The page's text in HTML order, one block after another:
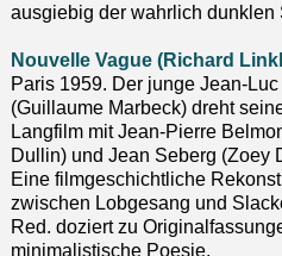
ausgiebig der wahrlich dunklen
Nouvelle Vague (Richard
Paris 1959. Der junge Jean-
(Guillaume Marbeck) dreht
Langfilm mit Jean-Pierre
Dullin) und Jean Seberg (Zoey
Eine filmgeschichtliche
zwischen Lobgesang und
Red. doziert zu
minimalistische Poesie.